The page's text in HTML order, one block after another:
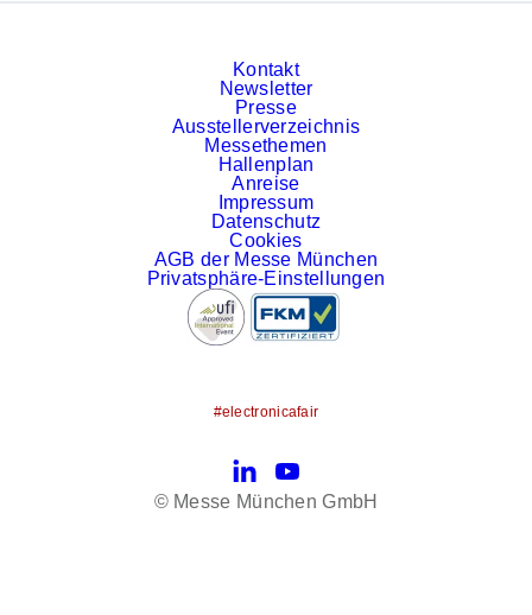
Kontakt
Newsletter
Presse
Ausstellerverzeichnis
Messethemen
Hallenplan
Anreise
Impressum
Datenschutz
Cookies
AGB der Messe München
Privatsphäre-Einstellungen
#electronicafair
LinkedInYouTube
© Messe München GmbH